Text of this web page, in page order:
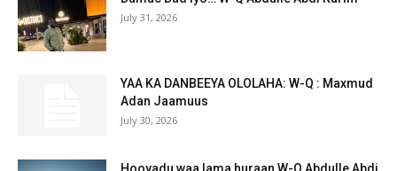
July 31, 2026
YAA KA DANBEEYA OLOLAHA: W-Q : Maxmud
Adan Jaamuus
July 30, 2026